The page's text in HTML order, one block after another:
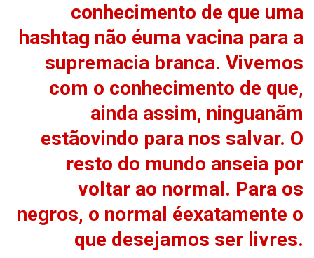
conhecimento de que uma
hashtag não éuma vacina para a
supremacia branca. Vivemos
com o conhecimento de que,
ainda assim, ninguanãm
estãovindo para nos salvar. O
resto do mundo anseia por
voltar ao normal. Para os
negros, o normal éexatamente o
que desejamos ser livres.